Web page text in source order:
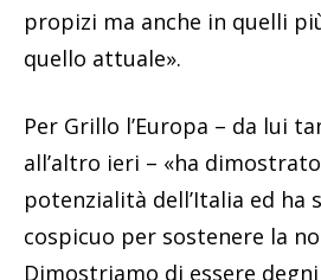
propizi ma anche in quelli
quello attuale».
Per Grillo l’Europa – da lui
all’altro ieri – «ha
potenzialità dell’Italia ed ha
cospicuo per sostenere la
Dimostriamo di essere